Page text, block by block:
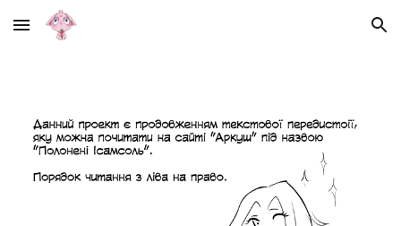
Skip to main content Skip to navigation